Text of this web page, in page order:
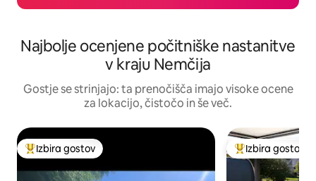
Najbolje ocenjene počitniške nastanitve
v kraju Nemčija
Gostje se strinjajo: ta prenočišča imajo visoke ocene
za lokacijo, čistočo in še več.
Najbolj priljubljena prenočišča z značko »Izbira gostov«
Izbira gostov Najbolj
Izbira gostov